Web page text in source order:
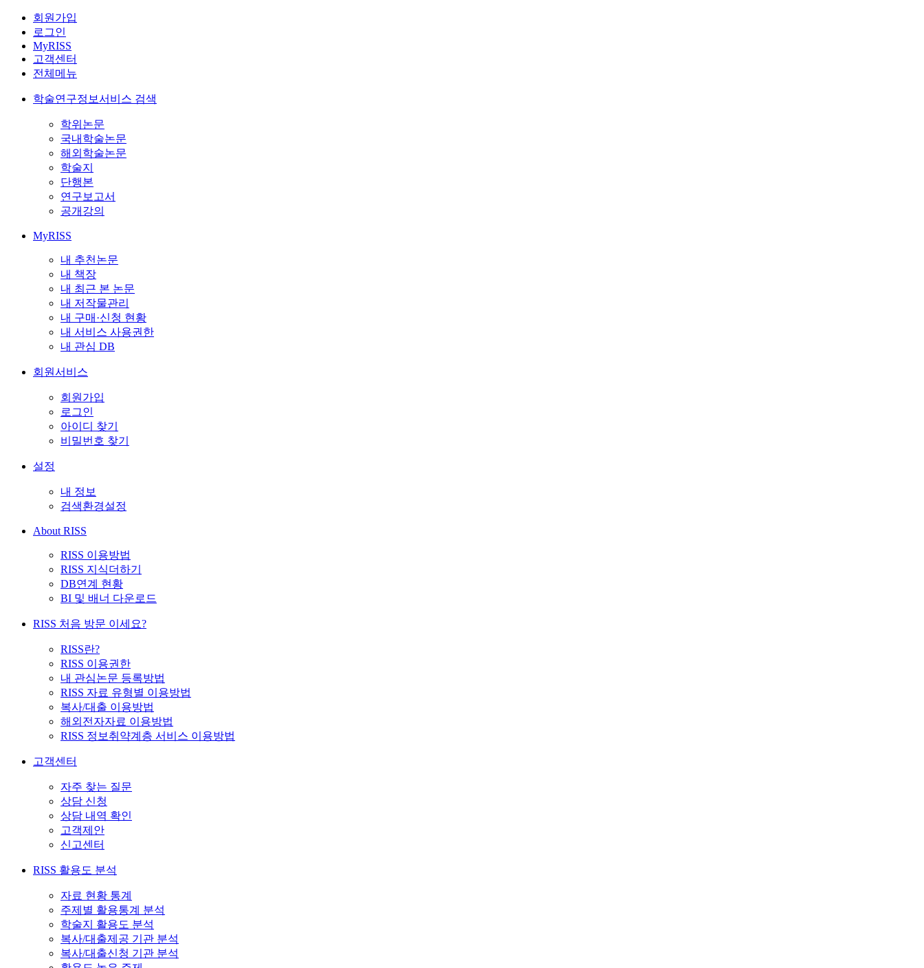
회원가입
로그인
MyRISS
고객센터
전체메뉴
학술연구정보서비스 검색
학위논문
국내학술논문
해외학술논문
학술지
단행본
연구보고서
공개강의
MyRISS
내 추천논문
내 책장
내 최근 본 논문
내 저작물관리
내 구매·신청 현황
내 서비스 사용권한
내 관심 DB
회원서비스
회원가입
로그인
아이디 찾기
비밀번호 찾기
설정
내 정보
검색환경설정
About RISS
RISS 이용방법
RISS 지식더하기
DB연계 현황
BI 및 배너 다운로드
RISS 처음 방문 이세요?
RISS란?
RISS 이용권한
내 관심논문 등록방법
RISS 자료 유형별 이용방법
복사/대출 이용방법
해외전자자료 이용방법
RISS 정보취약계층 서비스 이용방법
고객센터
자주 찾는 질문
상담 신청
상담 내역 확인
고객제안
신고센터
RISS 활용도 분석
자료 현황 통계
주제별 활용통계 분석
학술지 활용도 분석
복사/대출제공 기관 분석
복사/대출신청 기관 분석